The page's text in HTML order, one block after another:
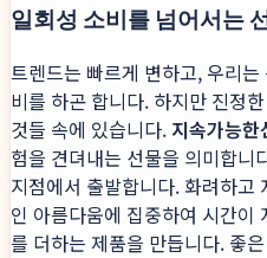
일회성 소비를 넘어서는
트렌드는 빠르게 변하고, 우리
비를 하곤 합니다. 하지만 진정
것들 속에 있습니다. 지속가능한
험을 견뎌내는 선물을 의미합니
지점에서 출발합니다. 화려하고
인 아름다움에 집중하여 시간이
를 더하는 제품을 만듭니다. 좋